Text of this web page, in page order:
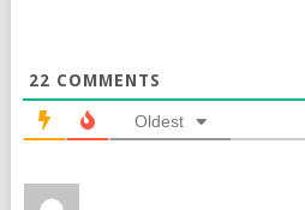
22 COMMENTS
Oldest